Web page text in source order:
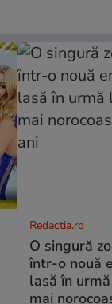
Redactia.ro
O singură
într-o nouă
lasă în
mai